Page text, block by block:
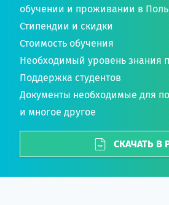
обучении и проживании в
Стипендии и скидки
Стоимость обучения
Необходимый уровень знания
Поддержка студентов
Документы необходимые для
и многое другое
СКАЧАТЬ В